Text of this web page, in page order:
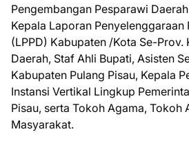
Pengembangan Pesparawi
Kepala Laporan Penyelenggaraan
(LPPD) Kabupaten /Kota Se-Prov.
Daerah, Staf Ahli Bupati, Asisten
Kabupaten Pulang Pisau, Kepala
Instansi Vertikal Lingkup
Pisau, serta Tokoh Agama, Tokoh
Masyarakat.